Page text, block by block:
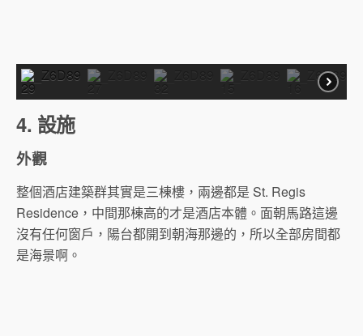
4. 設施
外觀
整個酒店建築群其實是三棟樓，兩邊都是 St. Regis
Residence，中間那棟高的才是酒店本體。面朝馬路這邊
沒有任何窗戶，陽台都開到朝海那邊的，所以全部房間都
是海景啊。